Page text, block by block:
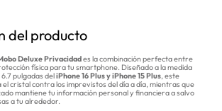
del producto
Deluxe Privacidades la combinación perfecta entre
física para tu smartphone. Diseñado a la medida
pulgadas deliPhone 16 Plus y iPhone 15 Plus, este
cristal contra los imprevistos del día a día, mientras que
mantiene tu información personal y financiera a salvo
a tu alrededor.